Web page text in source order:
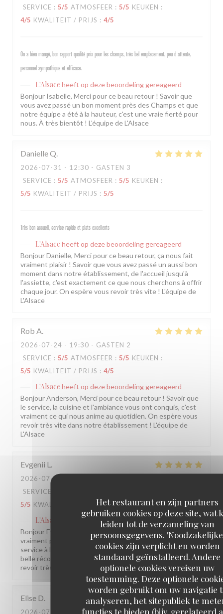
Het restaurant en zijn partners
gebruiken cookies op deze site, wat
leiden tot de verzameling van
persoonsgegevens.
cookies zijn verplicht en worden
standaard geïnstalleerd. Andere
optionele cookies vereisen uw
toestemming. Deze optionele
worden gebruikt om uw navigatie
analyseren, het sitepubliek te
functies te bieden (bijv. gerelateerd
SERVICE : 5/5 ATMOSFEER : 5/5 KEUKEN :
4/5 KWALITEIT / PRIJS : 4/5
On a bien mangé, bon rapport qualité prix pour les champs, très bel emplacement, peu d attente,
personnel sympathique et efficace.
L'Alsace heeft op deze beoordeling gereageerd
Bonjour Isabelle, Merci pour ce beau retour ! Savoir que
vous avez passé un bon moment près des Champs et que
notre équipe a été à la hauteur, c'est une vraie fierté pour
nous. À très bientôt ! L'équipe de L'Alsace
DanielleQ
2026-07-31 - 12:30 - GASTEN 3
SERVICE : 5/5 ATMOSFEER : 5/5 KEUKEN :
5/5 KWALITEIT / PRIJS : 5/5
Très bon accueil, service rapide et plats excellents
L'Alsace heeft op deze beoordeling gereageerd
Bonjour Danielle, Merci pour ce beau retour, ça nous fait
vraiment plaisir ! Savoir que vous avez passé un aussi bon
moment dans notre établissement, de l'accueil jusqu'à
l'assiette, c'est exactement ce que nous cherchons à offrir
chaque jour. On espère vous revoir très vite ! L'équipe de
L'Alsace
Rob A
2026-07-24 - 19:30 - GASTEN 2
SERVICE : 5/5 ATMOSFEER : 5/5 KEUKEN :
5/5 KWALITEIT / PRIJS : 4/5
L'Alsace heeft op deze beoordeling gereageerd
Bonjour Anderson, Merci pour ce beau retour ! Savoir que
le service, la cuisine et l'ambiance vous ont conquis, c'est
vraiment ce qui nous anime au quotidien. On espère vous
revoir très vite dans notre établissement ! L'équipe de
L'Alsace
Evgenii L
2026-07-30
SERVICE
5/5 KWALITEIT / PRIJS: 5/5
L'Alsace
heeft op deze beoordeling gereageerd
Bonjour Evgenii, Merci pour ce beau retour, ça nous fait
vraiment plaisir ! Savoir que tout était au rendez-vous, du
service à l'assiette en passant par l'ambiance, c'est la plus
belle récompense pour notre équipe. On espère vous
revoir très vite parmi nous ! L'équipe de L'Alsace
Elise D
2026-07-29 - 19:15 - GASTEN 2